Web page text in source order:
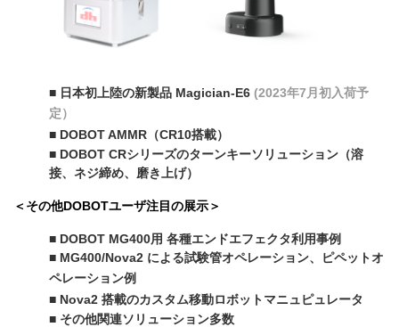
■ 日本初上陸の新製品 Magician-E6 (2023年7月初入荷予
定）
■ DOBOT AMMR（CR10搭載）
■ DOBOT CRシリーズのターンキーソリューション（溶
接、ネジ締め、磨き上げ）
＜その他DOBOTユーザ注目の展示＞
■ DOBOT MG400用 各種エンドエフェクタ利用事例
■ MG400/Nova2 による試験管オペレーション、ピペットオ
ペレーション例
■ Nova2 搭載のカスタム移動ロボットマニュピュレータ
■ その他関連ソリューション多数